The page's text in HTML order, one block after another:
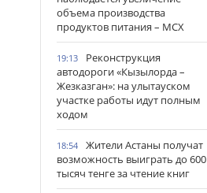
объема производства
продуктов питания – МСХ
19:13
Реконструкция
автодороги «Кызылорда –
Жезказган»: на улытауском
участке работы идут полным
ходом
18:54
Жители Астаны получат
возможность выиграть до 600
тысяч тенге за чтение книг